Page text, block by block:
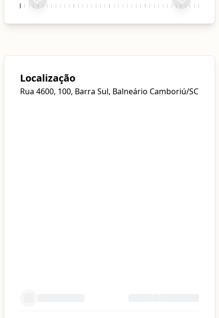
Localização
Rua 4600, 100, Barra Sul, Balneário Camboriú/SC